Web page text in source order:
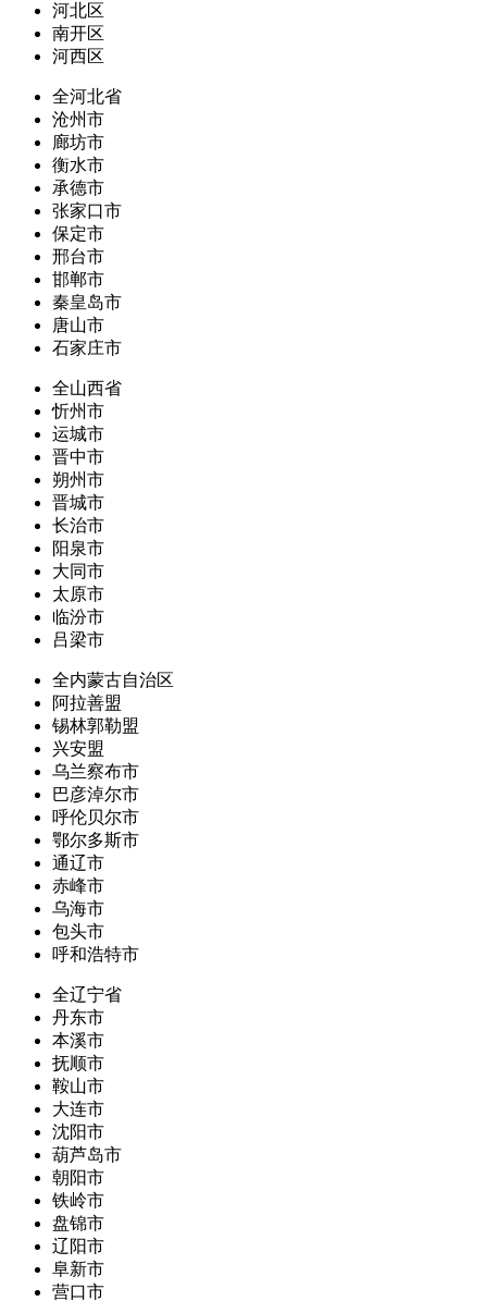
河北区
南开区
河西区
全河北省
沧州市
廊坊市
衡水市
承德市
张家口市
保定市
邢台市
邯郸市
秦皇岛市
唐山市
石家庄市
全山西省
忻州市
运城市
晋中市
朔州市
晋城市
长治市
阳泉市
大同市
太原市
临汾市
吕梁市
全内蒙古自治区
阿拉善盟
锡林郭勒盟
兴安盟
乌兰察布市
巴彦淖尔市
呼伦贝尔市
鄂尔多斯市
通辽市
赤峰市
乌海市
包头市
呼和浩特市
全辽宁省
丹东市
本溪市
抚顺市
鞍山市
大连市
沈阳市
葫芦岛市
朝阳市
铁岭市
盘锦市
辽阳市
阜新市
营口市